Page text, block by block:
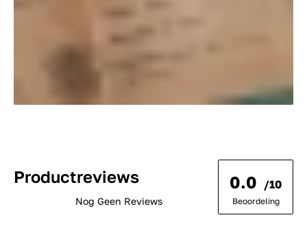
Productreviews
Nog Geen Reviews
0.0 /10
Beoordeling